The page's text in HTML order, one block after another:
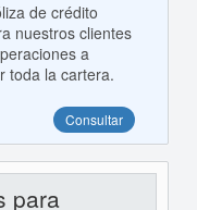
de crédito
nuestros clientes
a
toda la cartera.
Consultar
para